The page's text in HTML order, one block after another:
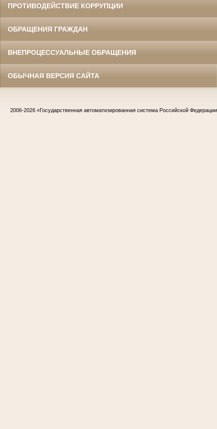
ПРОТИВОДЕЙСТВИЕ КОРРУПЦИИ
ОБРАЩЕНИЯ ГРАЖДАН
ВНЕПРОЦЕССУАЛЬНЫЕ ОБРАЩЕНИЯ
ОБЫЧНАЯ ВЕРСИЯ САЙТА
2006-2026 «Государственная автоматизированная система Российской